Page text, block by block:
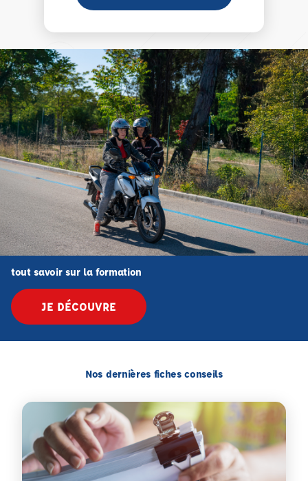
tout savoir sur la formation
JE DÉCOUVRE
Nos dernières fiches conseils